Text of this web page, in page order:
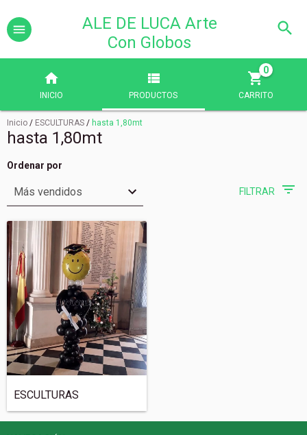
ALE DE LUCA Arte
Con Globos
INICIO PRODUCTOS CARRITO
0
Inicio / ESCULTURAS / hasta 1,80mt
hasta 1,80mt
Ordenar por
FILTRAR
ESCULTURAS